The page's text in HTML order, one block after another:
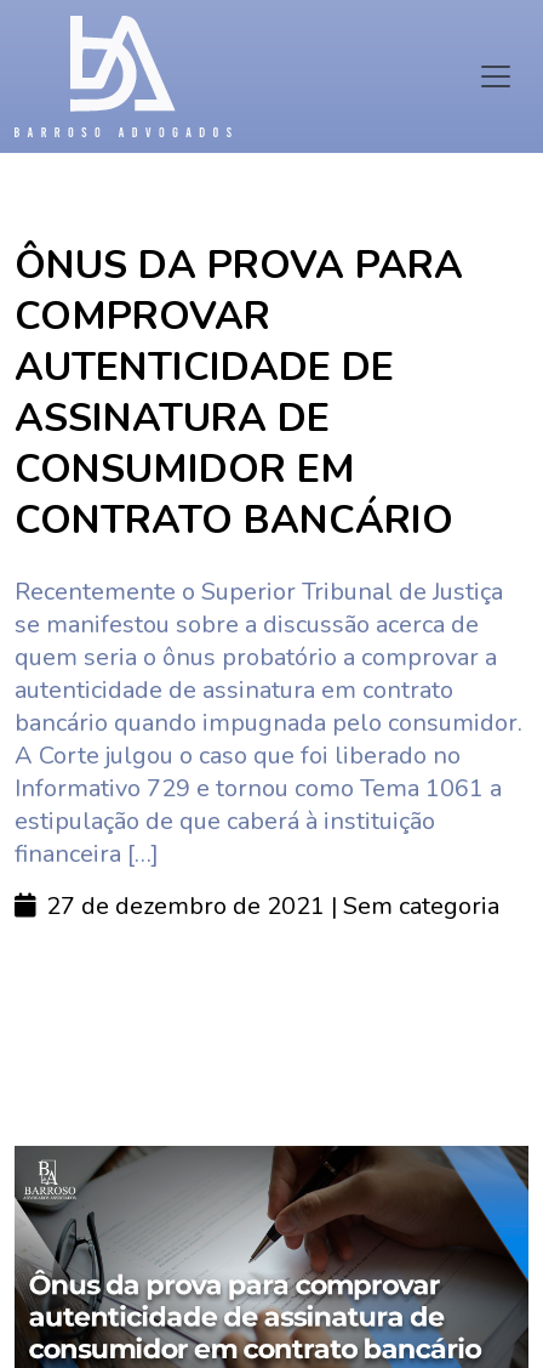
ÔNUS DA PROVA PARA
COMPROVAR
AUTENTICIDADE DE
ASSINATURA DE
CONSUMIDOR EM
CONTRATO BANCÁRIO
Recentemente o Superior Tribunal de Justiça
se manifestou sobre a discussão acerca de
quem seria o ônus probatório a comprovar a
autenticidade de assinatura em contrato
bancário quando impugnada pelo consumidor.
A Corte julgou o caso que foi liberado no
Informativo 729 e tornou como Tema 1061 a
estipulação de que caberá à instituição
financeira […]
27 de dezembro de 2021 | Sem categoria